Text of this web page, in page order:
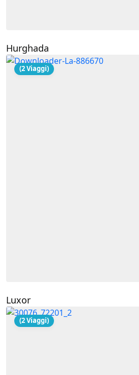
Hurghada
Luxor
(2 Viaggi)
(2 Viaggi)